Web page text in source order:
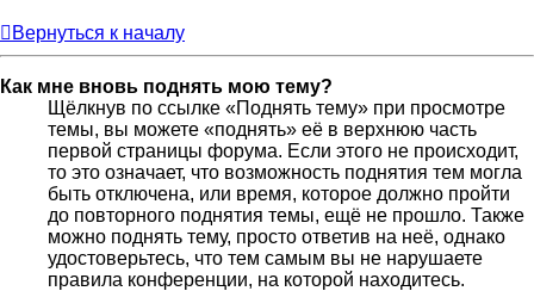
Вернуться к началу
Как мне вновь поднять мою тему?
Щёлкнув по ссылке «Поднять тему» при просмотре
темы, вы можете «поднять» её в верхнюю часть
первой страницы форума. Если этого не происходит,
то это означает, что возможность поднятия тем могла
быть отключена, или время, которое должно пройти
до повторного поднятия темы, ещё не прошло. Также
можно поднять тему, просто ответив на неё, однако
удостоверьтесь, что тем самым вы не нарушаете
правила конференции, на которой находитесь.